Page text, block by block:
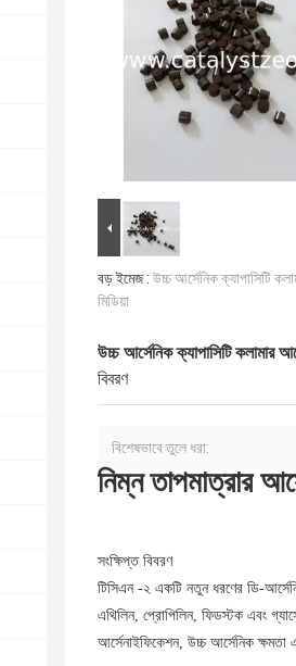
বড় ইমেজ : উচ্চ আর্সেনিক ক্যাপাসিটি
মিডিয়া
উচ্চ আর্সেনিক ক্যাপাসিটি কলামার
বিবরণ
বিশেষভাবে তুলে ধরা:
নিম্ন তাপমাত্রার
সংক্ষিপ্ত বিবরণ
টিসিএন -২ একটি নতুন ধরণের ডি-
এথিলিন, প্রোপিলিন, ফিডস্টক এবং
আর্সেনাইফিকেশন, উচ্চ আর্সেনিক ক্ষমতা